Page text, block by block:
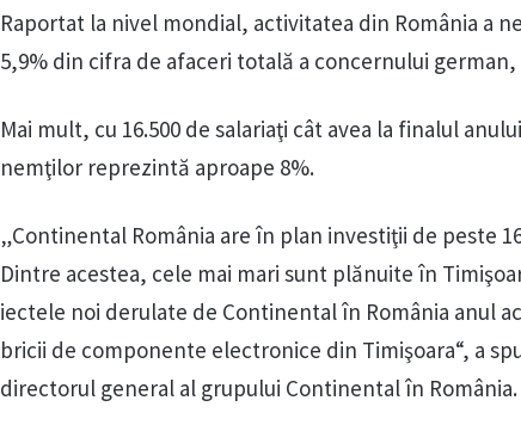
Raportat la nivel mondial, activitatea din Româ­nia a
5,9% din cifra de afaceri totală a concernului
Mai mult, cu 16.500 de salariaţi cât avea la finalul
nem­ţilor reprezintă aproape 8%.
„Continental România are în plan in­ves­tiţii de peste
Din­tre acestea, cele mai mari sunt plănuite în
iectele noi derulate de Continental în Ro­mânia anul
bricii de com­po­nen­te electronice din Timi­şoara“, a
directorul general al grupului Continental în România.